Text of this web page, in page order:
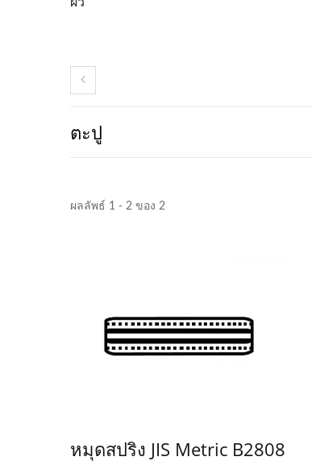
ตะปู
ผลลัพธ์ 1 - 2 ของ 2
หมุดสปริง JIS Metric B2808
ชิ้นส่วนแบบ OEM Stamping